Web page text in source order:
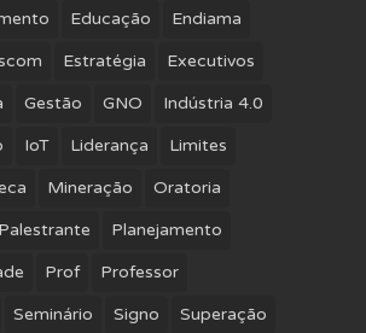
Educação Endiama
Estratégia Executivos
Gestão GNO Indústria 4.0
IoT Liderança Limites
Mineração Oratoria
Palestrante Planejamento
Prof Professor
Seminário Signo Superação